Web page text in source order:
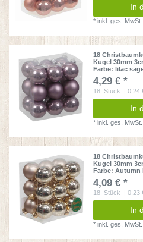
In
*inkl. ges. MwSt.
18
Kugel 30mm
Farbe: lilac
4,29 € *
18 Stück | 0,24
In
*inkl. ges. MwSt.
18
Kugel 30mm
Farbe: Autumn
4,09 € *
18 Stück | 0,23
In
*inkl. ges. MwSt.